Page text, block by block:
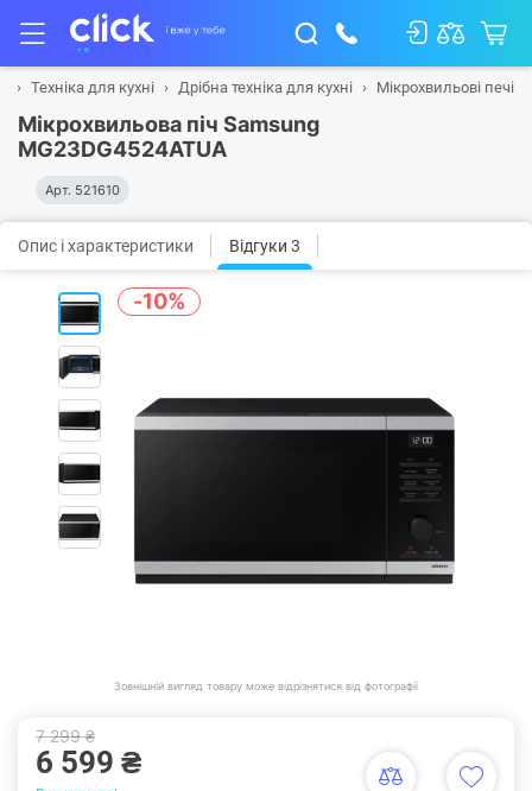
Техніка для кухні Дрібна техніка для кухні Мікрохвильові печі
Мікрохвильова піч Samsung
MG23DG4524ATUA
Арт. 521610
Опис і характеристики Відгуки 3
-10%
Зовнішній вигляд товару може відрізнятися від фотографії
7 299 ₴
6 599 ₴